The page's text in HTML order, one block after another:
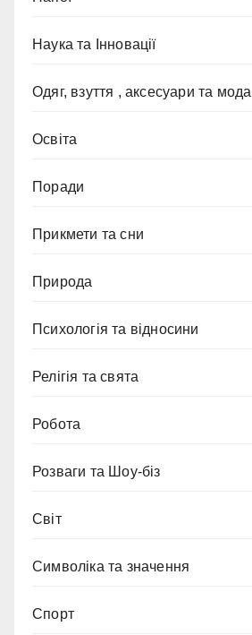
Наука та Інновації
Одяг, взуття , аксесуари та мода
Освіта
Поради
Прикмети та сни
Природа
Психологія та відносини
Релігія та свята
Робота
Розваги та Шоу-біз
Світ
Символіка та значення
Спорт